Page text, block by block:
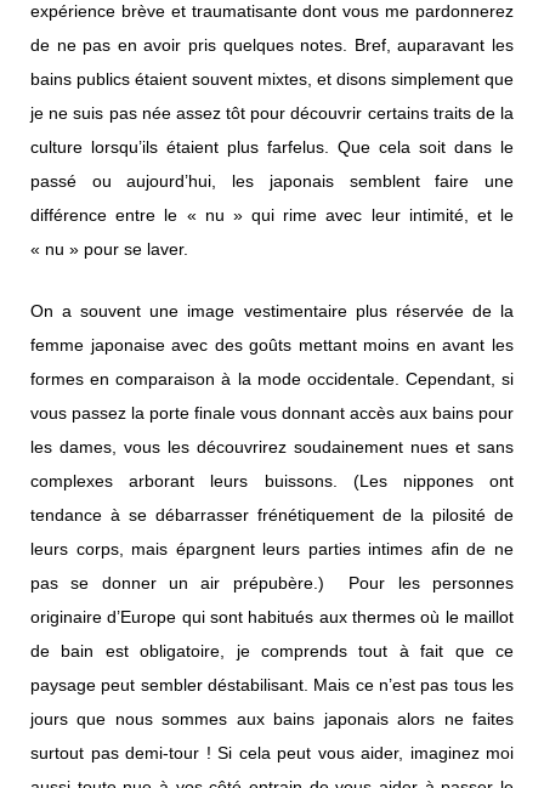
expérience brève et traumatisante dont vous me pardonnerez
de ne pas en avoir pris quelques notes. Bref, auparavant les
bains publics étaient souvent mixtes, et disons simplement que
je ne suis pas née assez tôt pour découvrir certains traits de la
culture lorsqu’ils étaient plus farfelus. Que cela soit dans le
passé ou aujourd’hui, les japonais semblent faire une
différence entre le « nu » qui rime avec leur intimité, et le
« nu » pour se laver.
On a souvent une image vestimentaire plus réservée de la
femme japonaise avec des goûts mettant moins en avant les
formes en comparaison à la mode occidentale. Cependant, si
vous passez la porte finale vous donnant accès aux bains pour
les dames, vous les découvrirez soudainement nues et sans
complexes arborant leurs buissons. (Les nippones ont
tendance à se débarrasser frénétiquement de la pilosité de
leurs corps, mais épargnent leurs parties intimes afin de ne
pas se donner un air prépubère.) Pour les personnes
originaire d’Europe qui sont habitués aux thermes où le maillot
de bain est obligatoire, je comprends tout à fait que ce
paysage peut sembler déstabilisant. Mais ce n’est pas tous les
jours que nous sommes aux bains japonais alors ne faites
surtout pas demi-tour ! Si cela peut vous aider, imaginez moi